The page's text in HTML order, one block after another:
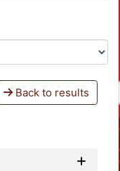
Back to results